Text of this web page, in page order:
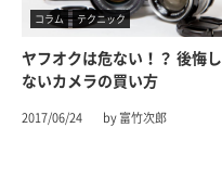
コラム テクニック
ヤフオクは危ない！？ 後悔し
ないカメラの買い方
2017/06/24 by 富竹次郎